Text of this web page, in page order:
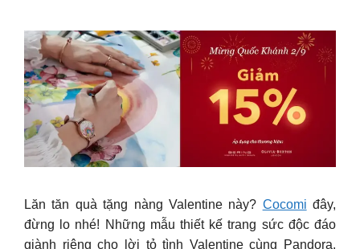
Lăn tăn quà tặng nàng Valentine này? Cocomi đây,
đừng lo nhé! Những mẫu thiết kế trang sức độc đáo
giành riêng cho lời tỏ tình Valentine cùng Pandora.